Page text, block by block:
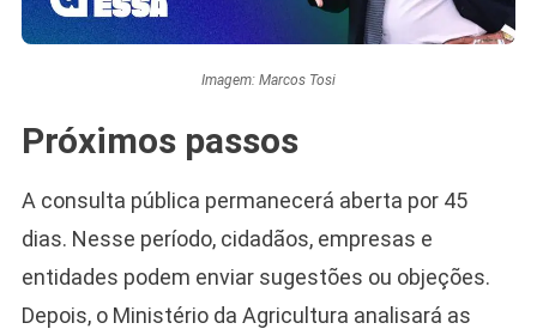
Imagem: Marcos Tosi
Próximos passos
A consulta pública permanecerá aberta por 45
dias. Nesse período, cidadãos, empresas e
entidades podem enviar sugestões ou objeções.
Depois, o Ministério da Agricultura analisará as